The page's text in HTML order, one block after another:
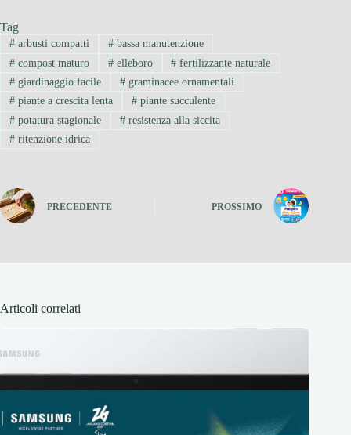
Tag
#arbusti compatti #bassa manutenzione
#compost maturo #elleboro # fertilizzante naturale
#giardinaggio facile #graminacee ornamentali
#piante a crescita lenta #piante succulente
#potatura stagionale #resistenza alla siccita
#ritenzione idrica
PRECEDENTE PROSSIMO
Articoli correlati